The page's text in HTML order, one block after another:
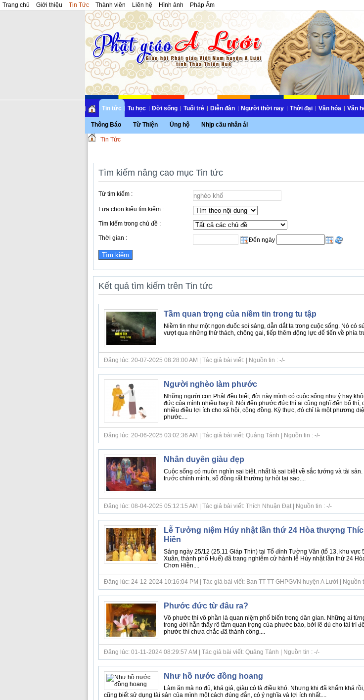
Trang chủ Giới thiệu Tin Tức Thành viên Liên hệ Hình ảnh Pháp Âm
Tin tức
Thông Báo Từ Thiện Ủng hộ Nhịp cầu nhân ái
Tu học Đời sống Tuổi trẻ Diễn đàn Người thời nay Thời đại Văn hóa Văn
Tin Tức
Tìm kiếm nâng cao mục Tin tức
Từ tìm kiếm :
Lựa chọn kiểu tìm kiếm :
Tìm kiếm trong chủ đề :
Thời gian : Đến ngày
Kết quả tìm kiếm trên Tin tức
Tầm quan trọng của niềm tin trong tu tập
Niềm tin như một ngọn đuốc soi sáng, dẫn dắt ta trong cuộc sống. Nó có
vượt qua những thử thách, chông gai, tiếp thêm động lực để tiến về phía
Đăng lúc: 20-07-2025 08:28:00 AM | Tác giả bài viết: | Nguồn tin : -/-
Người nghèo làm phước
Những người con Phật đều biết, đời này mình có cuộc sống như ý hay
đức của mình nhiều hay ít. Nói đến phước đức thì ai cũng nghĩ đến bố thí,
nhiều điều lợi ích cho xã hội, cộng đồng. Kỳ thực, đó chỉ là một phương
phước....
Đăng lúc: 20-06-2025 03:02:36 AM | Tác giả bài viết: Quảng Tánh | Nguồn tin : -/-
Nhân duyên giàu đẹp
Cuộc sống có muôn nghìn sai biệt, nhất là sai biệt về sắc tướng và tài
trước chính mình, số đông rất thường tự hỏi tại sao....
Đăng lúc: 08-04-2025 05:12:15 AM | Tác giả bài viết: Thích Nhuận Đạt | Nguồn tin : -/-
Lễ Tưởng niệm Húy nhật lần thứ 24 Hòa thượng
Hiền
Sáng ngày 25/12 (25.11 Giáp Thìn) tại Tổ đình Tường Vân (tổ 13, khu vực
Xuân, thành phố Huế) đã trang nghiêm cử hành lễ Húy nhật lần thứ 24
Chơn Hiền....
Đăng lúc: 24-12-2024 10:16:04 PM | Tác giả bài viết: Ban TT TT GHPGVN huyện A Lưới | Nguồn
Phước đức từ đâu ra?
Vô phước thì vô phần là quan niệm phổ biến trong dân gian. Những ai
trong đời hẵn thấy rõ tầm quan trọng của phước báo, bởi lẽ dù cho tài trí
phước thì chưa chắc đã thành công....
Đăng lúc: 01-11-2024 08:29:57 AM | Tác giả bài viết: Quảng Tánh | Nguồn tin : -/-
Như hồ nước đồng hoang
Làm ăn mà no đủ, khá giả, giàu có là điều khó. Nhưng khi đã khấm khá
cũng biết sử dụng tài sản của mình một cách đúng đắn, có ý nghĩa và lợi ích nhất....